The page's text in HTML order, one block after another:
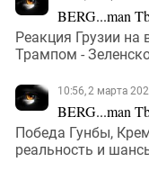
BERG...man
Реакция Грузии
Трампом -
10:56, 2 марта
BERG...man
Победа Гунбы,
реальность и